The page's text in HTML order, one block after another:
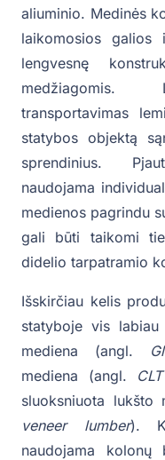
aliuminio. Medinės
laikomosios galios
lengvesnę
medžiagomis.
transportavimas
statybos objektą
sprendinius.
naudojama
medienos pagrindu
gali būti taikomi
didelio tarpatramio
Išskirčiau kelis
statyboje vis
mediena (angl.
mediena (angl.
sluoksniuota lukšto
veneer lumber).
naudojama kolonų